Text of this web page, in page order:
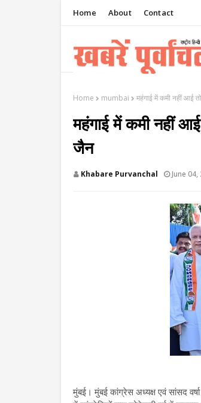
Home About Contact
Home mumbai महंगाई में कमी नहीं आई
महंगाई में कमी नहीं
जैन
Khabare Purvanchal June 04,
मुंबई। मुंबई कांग्रेस अध्यक्ष एवं सांसद